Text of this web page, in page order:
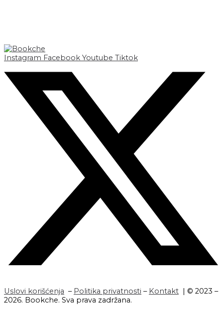
Instagram Facebook Youtube Tiktok
Uslovi korišćenja – Politika privatnosti – Kontakt | © 2023 –
2026. Bookche. Sva prava zadržana.